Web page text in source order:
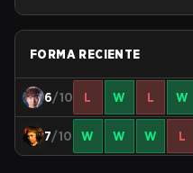
FORMA RECIENTE
6/10 L W L W
7/10 W W W L